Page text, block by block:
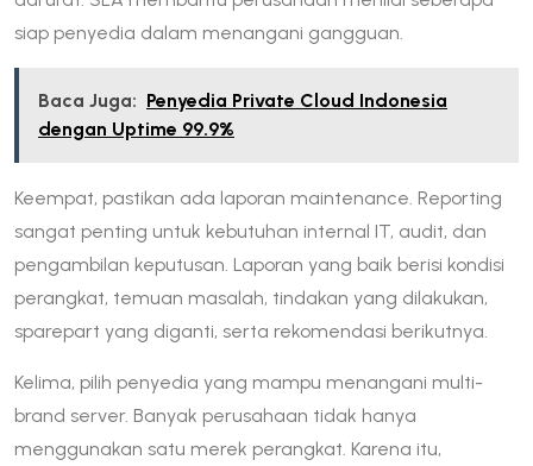
siap penyedia dalam menangani gangguan.
Baca Juga: Penyedia Private Cloud Indonesia
dengan Uptime 99.9%
Keempat, pastikan ada laporan maintenance. Reporting
sangat penting untuk kebutuhan internal IT, audit, dan
pengambilan keputusan. Laporan yang baik berisi kondisi
perangkat, temuan masalah, tindakan yang dilakukan,
sparepart yang diganti, serta rekomendasi berikutnya.
Kelima, pilih penyedia yang mampu menangani multi-
brand server. Banyak perusahaan tidak hanya
menggunakan satu merek perangkat. Karena itu,